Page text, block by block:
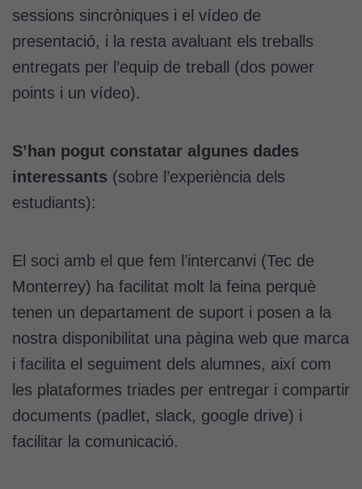
sessions sincròniques i el vídeo de
presentació, i la resta avaluant els treballs
entregats per l’equip de treball (dos power
points i un vídeo).
S’han pogut constatar algunes dades
interessants (sobre l’experiència dels
estudiants):
El soci amb el que fem l’intercanvi (Tec de
Monterrey) ha facilitat molt la feina perquè
tenen un departament de suport i posen a la
nostra disponibilitat una pàgina web que marca
i facilita el seguiment dels alumnes, així com
les plataformes triades per entregar i compartir
documents (padlet, slack, google drive) i
facilitar la comunicació.
per tal que
puguem
millorar la
funcionalitat
funció de
com aquest
lloc web
Cookies
d'experiència
Per tal que el
nostre lloc web
tingui el millor
rendiment
possible durant
la vostra visita.
Si rebutgeu